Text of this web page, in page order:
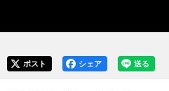
送る
シェア
ポスト